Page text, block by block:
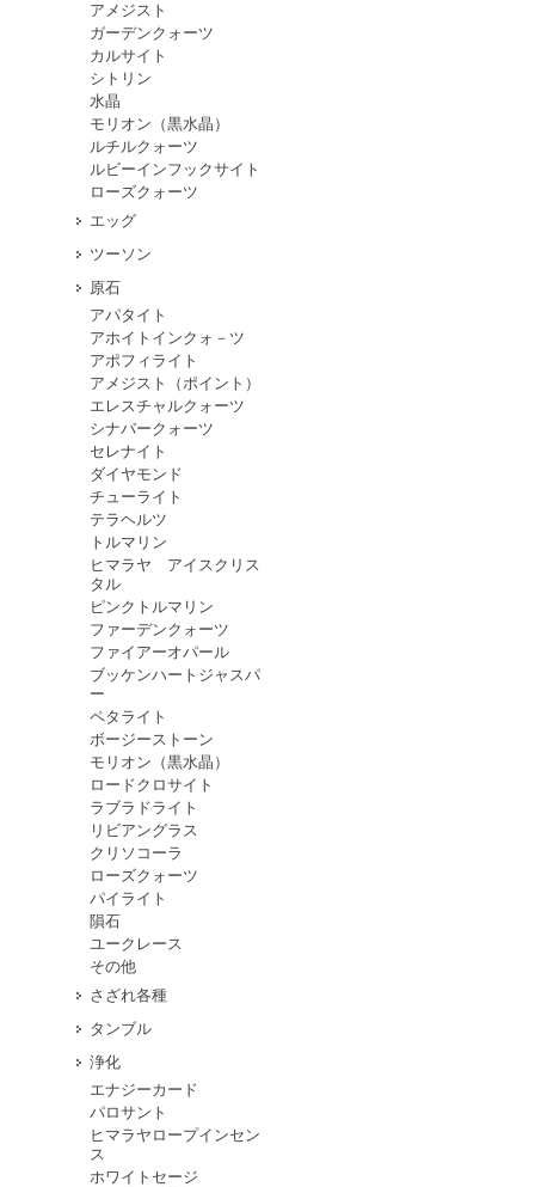
アメジスト
ガーデンクォーツ
カルサイト
シトリン
水晶
モリオン（黒水晶）
ルチルクォーツ
ルビーインフックサイト
ローズクォーツ
エッグ
ツーソン
原石
アパタイト
アホイトインクォ－ツ
アポフィライト
アメジスト（ポイント）
エレスチャルクォーツ
シナバークォーツ
セレナイト
ダイヤモンド
チューライト
テラヘルツ
トルマリン
ヒマラヤ アイスクリス
タル
ピンクトルマリン
ファーデンクォーツ
ファイアーオパール
ブッケンハートジャスパ
ー
ペタライト
ボージーストーン
モリオン（黒水晶）
ロードクロサイト
ラブラドライト
リビアングラス
クリソコーラ
ローズクォーツ
パイライト
隕石
ユークレース
その他
さざれ各種
タンブル
浄化
エナジーカード
パロサント
ヒマラヤロープインセン
ス
ホワイトセージ